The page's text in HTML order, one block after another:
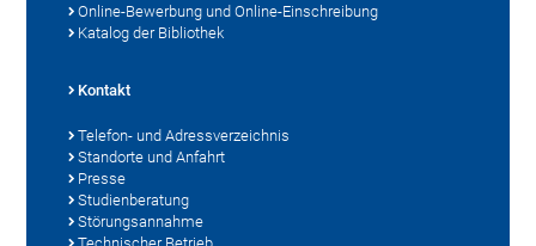
Online-Bewerbung und Online-Einschreibung
Katalog der Bibliothek
Kontakt
Telefon- und Adressverzeichnis
Standorte und Anfahrt
Presse
Studienberatung
Störungsannahme